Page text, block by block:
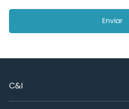
Enviar
C&I